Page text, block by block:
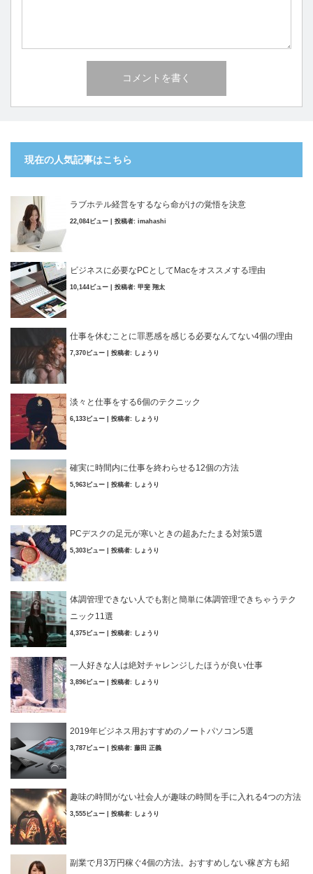
現在の人気記事はこちら
ラブホテル経営をするなら命がけの覚悟を決意
22,084ビュー 投稿者: imahashi
ビジネスに必要なPCとしてMacをオススメする理由
10,144ビュー 投稿者: 甲斐 翔太
仕事を休むことに罪悪感を感じる必要なんてない4個の理由
7,370ビュー 投稿者: しょうり
淡々と仕事をする6個のテクニック
6,133ビュー 投稿者: しょうり
確実に時間内に仕事を終わらせる12個の方法
5,963ビュー 投稿者: しょうり
PCデスクの足元が寒いときの超あたたまる対策5選
5,303ビュー 投稿者: しょうり
体調管理できない人でも割と簡単に体調管理できちゃうテク
ニック11選
4,375ビュー 投稿者: しょうり
一人好きな人は絶対チャレンジしたほうが良い仕事
3,896ビュー 投稿者: しょうり
2019年ビジネス用おすすめのノートパソコン5選
3,787ビュー 投稿者: 藤田 正義
趣味の時間がない社会人が趣味の時間を手に入れる4つの方法
3,555ビュー 投稿者: しょうり
副業で月3万円稼ぐ4個の方法。おすすめしない稼ぎ方も紹